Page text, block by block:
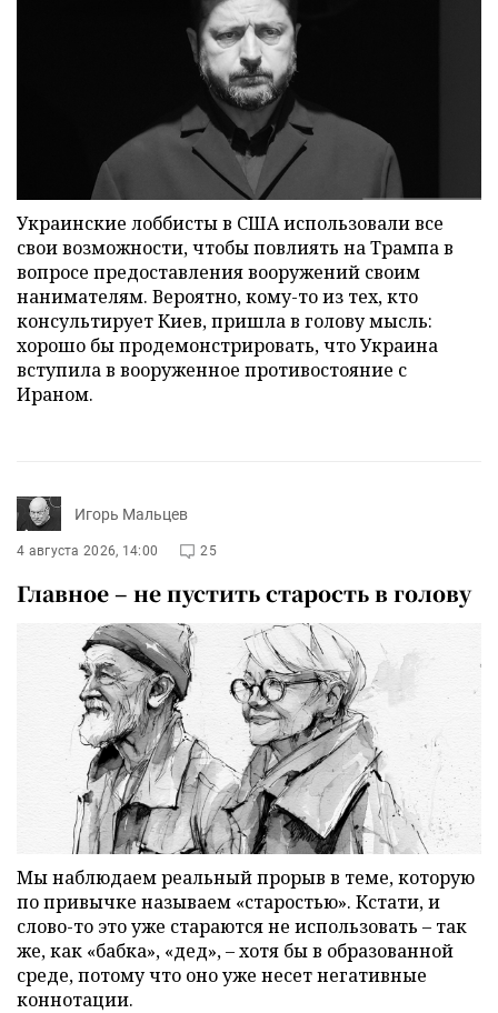
Украинские лоббисты в США использовали все
свои возможности, чтобы повлиять на Трампа в
вопросе предоставления вооружений своим
нанимателям. Вероятно, кому-то из тех, кто
консультирует Киев, пришла в голову мысль:
хорошо бы продемонстрировать, что Украина
вступила в вооруженное противостояние с
Ираном.
Игорь Мальцев
4 августа 2026, 14:00 25
Главное – не пустить старость в голову
Мы наблюдаем реальный прорыв в теме, которую
по привычке называем «старостью». Кстати, и
слово-то это уже стараются не использовать – так
же, как «бабка», «дед», – хотя бы в образованной
среде, потому что оно уже несет негативные
коннотации.